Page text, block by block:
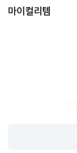
마이컬리템